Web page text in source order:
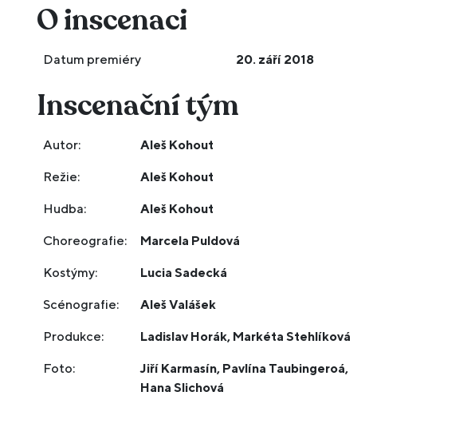
O inscenaci
Datum premiéry 20. září 2018
Inscenační tým
Autor: Aleš Kohout
Režie: Aleš Kohout
Hudba: Aleš Kohout
Choreografie: Marcela Puldová
Kostýmy: Lucia Sadecká
Scénografie: Aleš Valášek
Produkce: Ladislav Horák, Markéta Stehlíková
Foto:
Jiří Karmasín, Pavlína Taubingeroá,
Hana Slichová